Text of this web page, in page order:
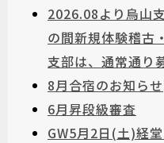
2026.08より烏山
の間新規体験稽古
支部は、通常通り
8月合宿のお知らせ
6月昇段級審査
GW5月2日(土)経